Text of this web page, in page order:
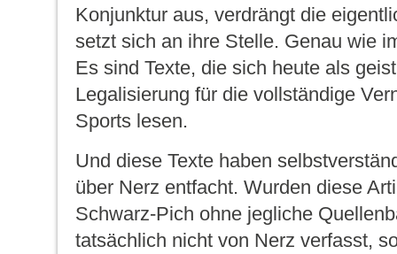
Konjunktur aus, verdrängt die
setzt sich an ihre Stelle. Genau wie
Es sind Texte, die sich heute als
Legalisierung für die vollständige
Sports lesen.
Und diese Texte haben
über Nerz entfacht. Wurden diese
Schwarz-Pich ohne jegliche
tatsächlich nicht von Nerz verfasst,